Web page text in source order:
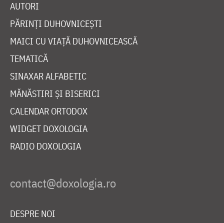
AUTORI
PĂRINȚI DUHOVNICEȘTI
MAICI CU VIAȚĂ DUHOVNICEASCĂ
TEMATICĂ
SINAXAR ALFABETIC
MĂNĂSTIRI ȘI BISERICI
CALENDAR ORTODOX
WIDGET DOXOLOGIA
RADIO DOXOLOGIA
DESPRE NOI